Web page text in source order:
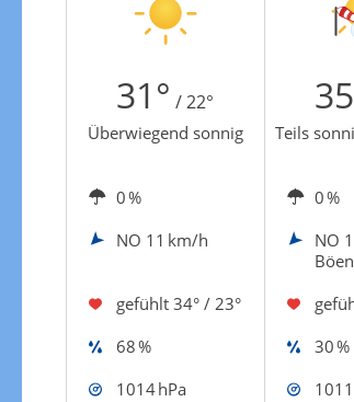
31° / 22°
Überwiegend sonnig Teils
0 % 0 %
NO 11 km/h NO
gefühlt 34° / 23°
68 %
30 %
1014 hPa
Windgeschwindigkeiten in 3h
Zur